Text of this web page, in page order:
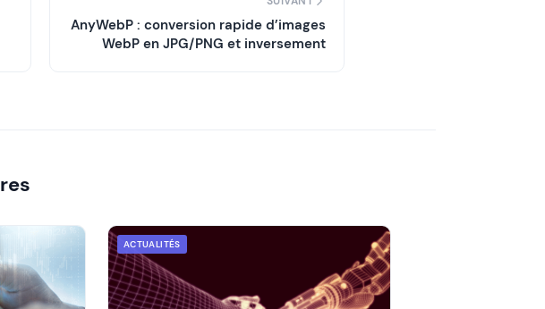
AnyWebP : conversion rapide d’images
WebP en JPG/PNG et inversement
ACTUALITÉS